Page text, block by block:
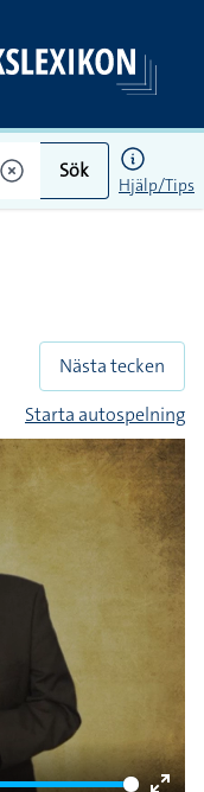
Sök
Hjälp/Tips
Nästa tecken
Starta autospelning